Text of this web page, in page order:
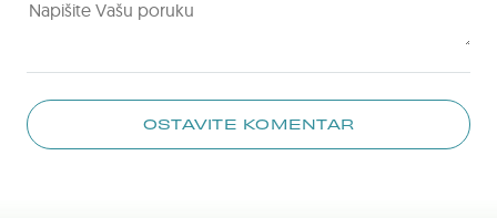
OSTAVITE KOMENTAR